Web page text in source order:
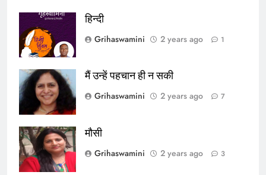
हिन्दी
Grihaswamini
2 years ago 1
मैं उन्हें पहचान ही न सकी
Grihaswamini
2 years ago 7
मौसी
Grihaswamini
2 years ago 3